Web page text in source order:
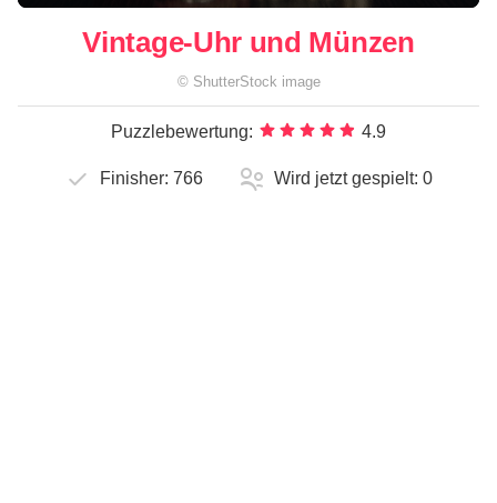
Vintage-Uhr und Münzen
© ShutterStock image
Puzzlebewertung: 4.9
Finisher: 766 Wird jetzt gespielt: 0